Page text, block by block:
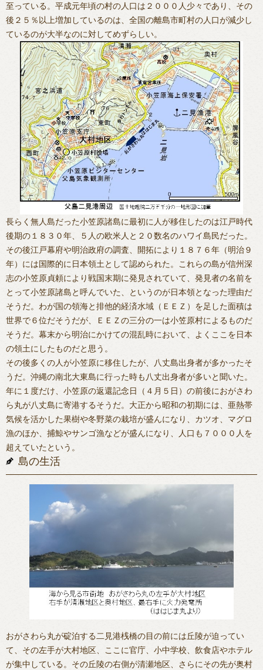
至っている。平成元年頃の村の人口は２０００人少々であり、その
後２５％以上増加しているのは、全国の離島市町村の人口が減少し
ているのが大半なのに対してめずらしい。
長らく無人島だった小笠原諸島に最初に人が移住したのは江戸時代
後期の１８３０年、５人の欧米人と２０数名のハワイ島民だった。
その後江戸幕府や明治政府の調査、開拓により１８７６年（明治９
年）には国際的に日本領土として認められた。これらの島が信州深
志の小笠原貞頼により戦国末期に発見されていて、発見者の名前を
とって小笠原諸島と呼んでいた、というのが日本領となった理由だ
そうだ。わが国の領海と排他的経済水域（ＥＥＺ）を足した面積は
世界で６位だそうだが、ＥＥＺの三分の一は小笠原村によるものだ
そうだ。幕末から明治にかけての混乱時において、よくここを日本
の領土にしたものだと思う。
その後多くの人が小笠原に移住したが、八丈島出身者が多かったそ
うだ。沖縄の南北大東島に行った時も八丈出身者が多いと聞いた。
年に１度だけ、小笠原の返還記念日（４月５日）の前後におがさわ
ら丸が八丈島に寄港するそうだ。大正から昭和の初期には、亜熱帯
気候を活かした果樹や冬野菜の栽培が盛んになり、カツオ、マグロ
漁のほか、捕鯨やサンゴ漁などが盛んになり、人口も７０００人を
超えていたという。
島の生活
おがさわら丸が碇泊する二見港桟橋の目の前には丘陵が迫ってい
て、その左手が大村地区、ここに官庁、小中学校、飲食店やホテル
が集中している。その丘陵の右側が清瀬地区、さらにその先が奥村